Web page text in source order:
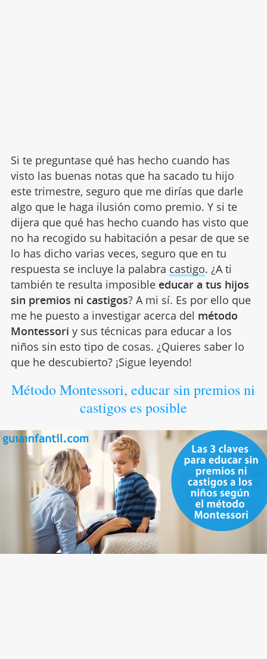
Si te preguntase qué has hecho cuando has
visto las buenas notas que ha sacado tu hijo
este trimestre, seguro que me dirías que darle
algo que le haga ilusión como premio. Y si te
dijera que qué has hecho cuando has visto que
no ha recogido su habitación a pesar de que se
lo has dicho varias veces, seguro que en tu
respuesta se incluye la palabra castigo. ¿A ti
también te resulta imposible educar a tus hijos
sin premios ni castigos? A mi sí. Es por ello que
me he puesto a investigar acerca del método
Montessori y sus técnicas para educar a los
niños sin esto tipo de cosas. ¿Quieres saber lo
que he descubierto? ¡Sigue leyendo!
Método Montessori, educar sin premios ni
castigos es posible